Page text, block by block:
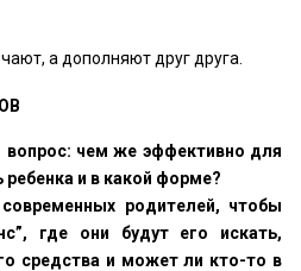
а дополняют друг друга.
вопрос: чем же эффективно для
ребенка и в какой форме?
родителей, чтобы
где они будут его искать,
средства и может ли кто-то в